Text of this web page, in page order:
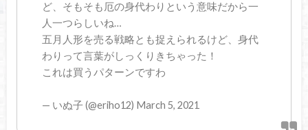
ど、そもそも厄の身代わりという意味だから一
人一つらしいね…
五月人形を売る戦略とも捉えられるけど、身代
わりって言葉がしっくりきちゃった！
これは買うパターンですわ
— いぬ子 (@eriho12) March 5, 2021